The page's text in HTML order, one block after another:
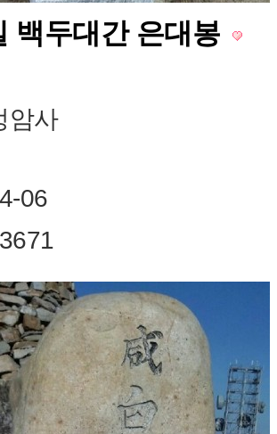
백두대간 은대봉
암사
06